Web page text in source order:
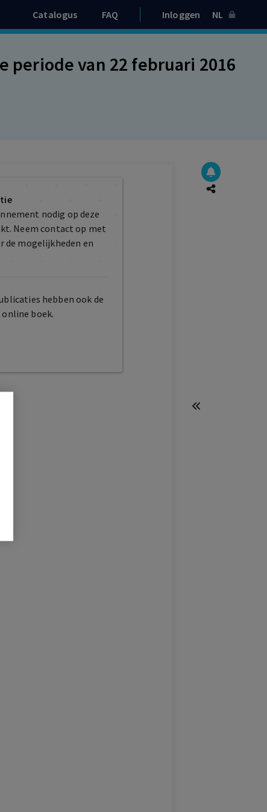
Catalogus FAQ Inloggen NL
periode van 22 februari 2016
nodig op deze
Neem contact op met
de mogelijkheden en
hebben ook de
boek.